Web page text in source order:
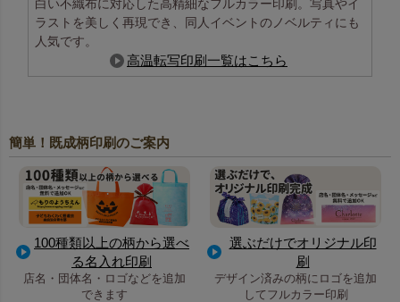
白い不織布に対応した高精細なフルカラー印刷。写真やイ
ラストを美しく再現でき、同人イベントのノベルティにも
人気です。
高温転写印刷一覧はこちら
簡単！既成柄印刷のご案内
100種類以上の柄から選べ
る名入れ印刷
店名・団体名・ロゴなどを追加
できます
選ぶだけでオリジナル印
刷
デザイン済みの柄にロゴを追加
してフルカラー印刷